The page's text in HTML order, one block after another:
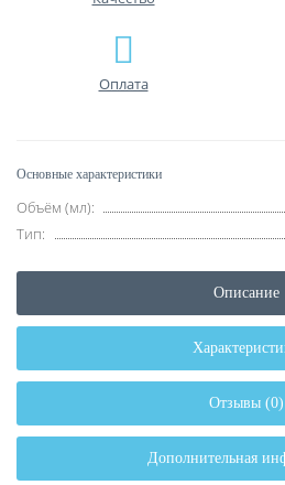
Оплата
Основные характеристики
Объём (мл):
Тип:
Описание
Отзывы (0)
Дополнительная